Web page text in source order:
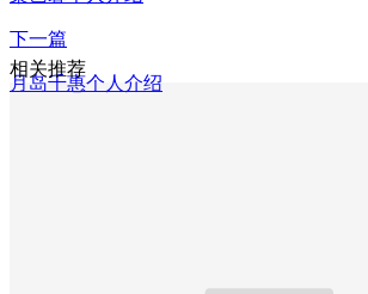
下一篇
月岛千惠个人介绍
相关推荐